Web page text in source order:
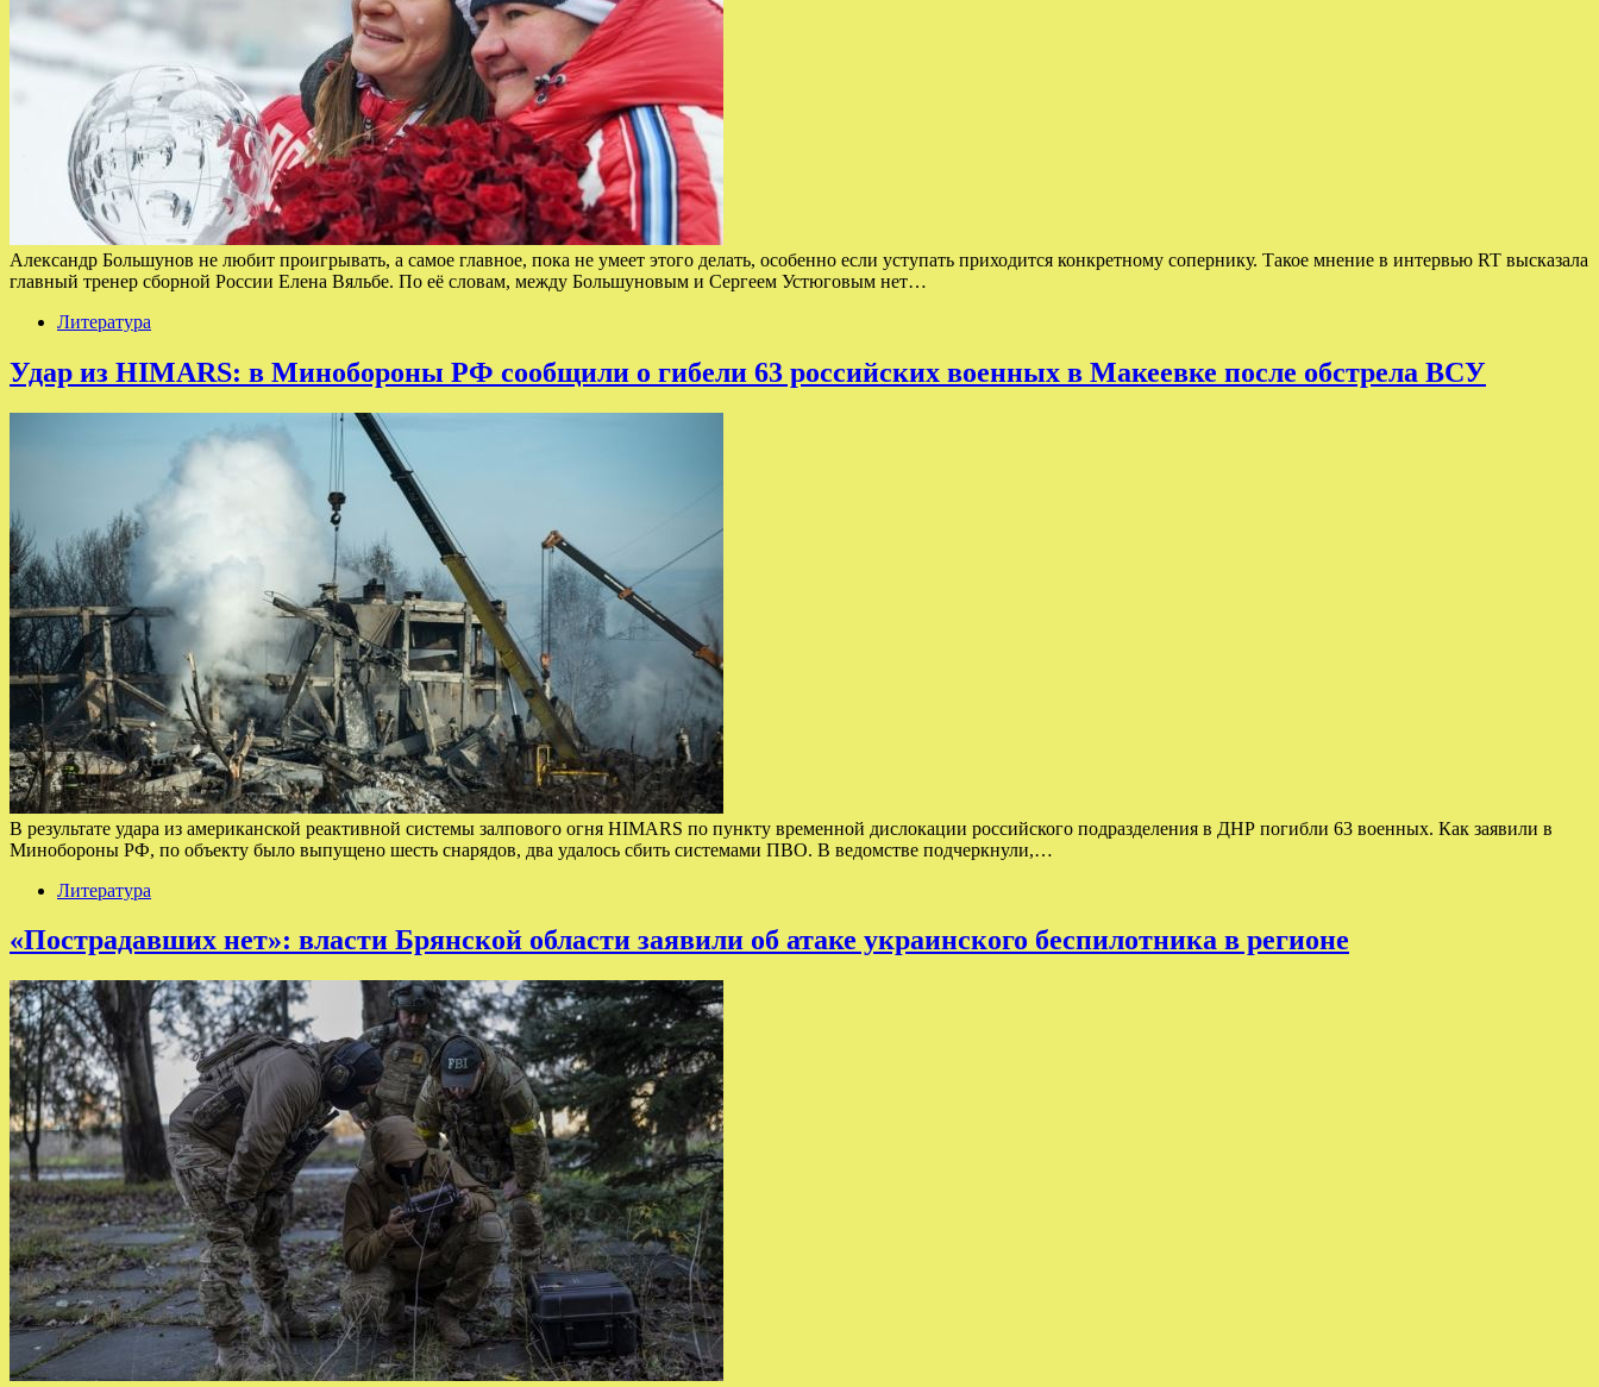
Александр Большунов не любит проигрывать, а самое главное, пока не умеет этого делать, особенно если уступать приходится конкретному сопернику. Такое мнение в интервью RT высказала
главный тренер сборной России Елена Вяльбе. По её словам, между Большуновым и Сергеем Устюговым нет…
Литература
Удар из HIMARS: в Минобороны РФ сообщили о гибели 63 российских военных в Макеевке после обстрела ВСУ
В результате удара из американской реактивной системы залпового огня HIMARS по пункту временной дислокации российского подразделения в ДНР погибли 63 военных. Как заявили в
Минобороны РФ, по объекту было выпущено шесть снарядов, два удалось сбить системами ПВО. В ведомстве подчеркнули,…
Литература
«Пострадавших нет»: власти Брянской области заявили об атаке украинского беспилотника в регионе